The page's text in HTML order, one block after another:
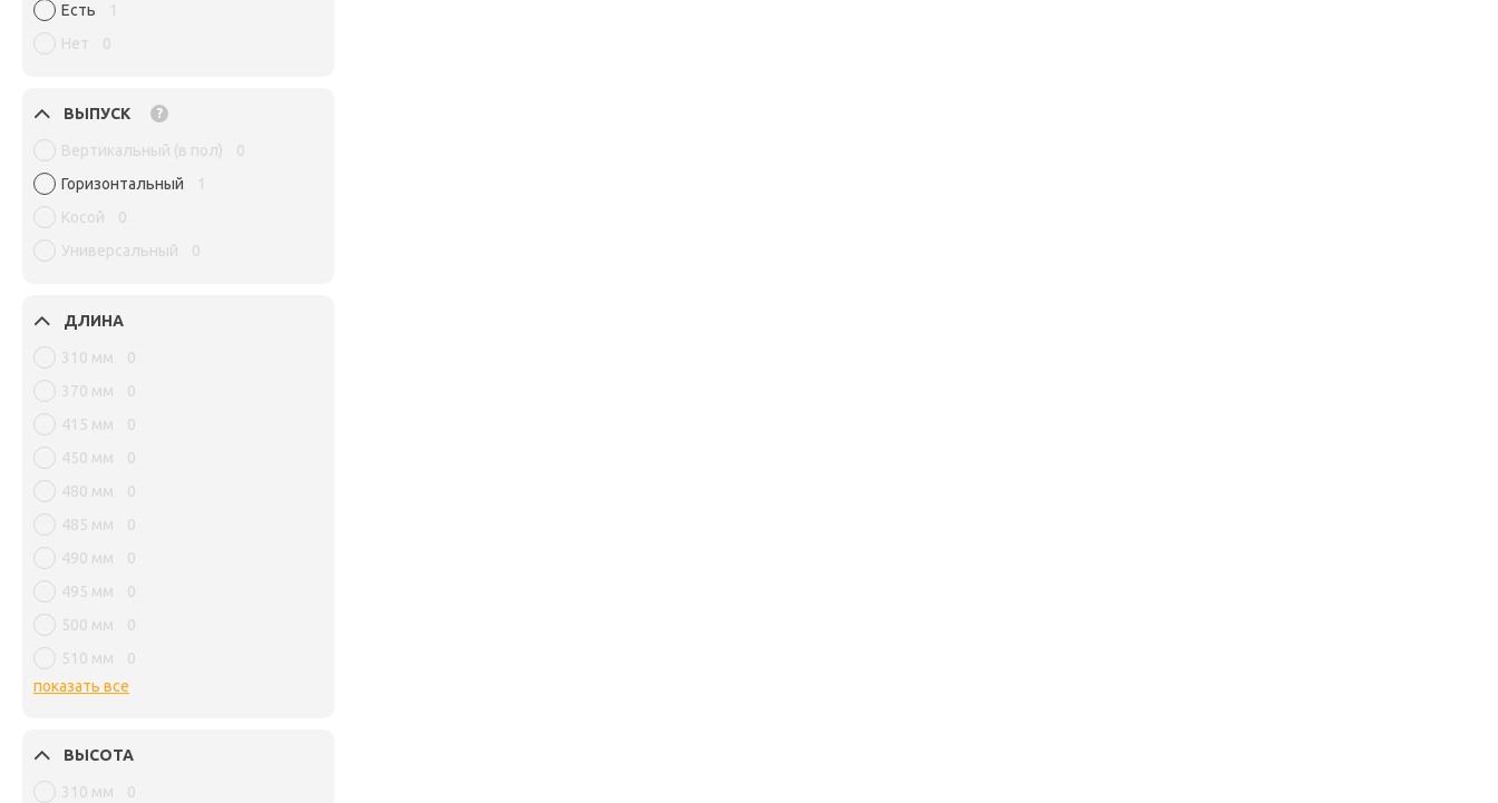
Есть
1
Нет
0
ВЫПУСК ?
Вертикальный (в пол)
0
Горизонтальный
1
Косой
0
Универсальный
0
ДЛИНА
310 мм
0
370 мм
0
415 мм
0
450 мм
0
480 мм
0
485 мм
0
490 мм
0
495 мм
0
500 мм
0
510 мм
0
показать все
ВЫСОТА
310 мм
0